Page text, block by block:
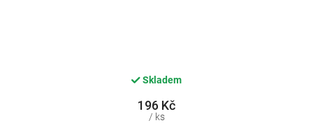
Skladem
196 Kč
/ ks